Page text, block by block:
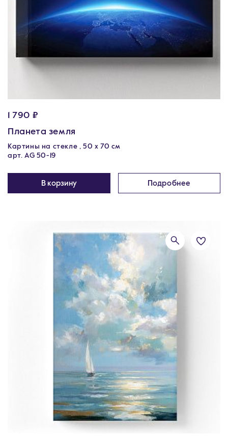
1 790 ₽
Планета земля
Картины на стекле , 50 х 70 см
арт. AG 50-19
В корзину Подробнее